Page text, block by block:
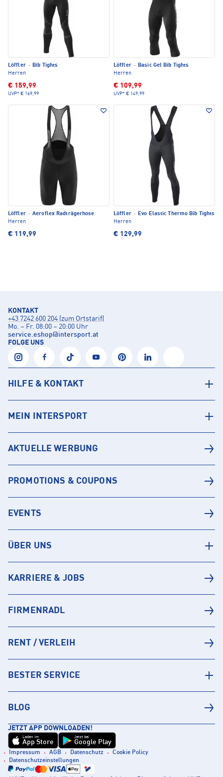
Löffler · Bib Tights
Herren
€ 159,99
UVP* € 169,99
Löffler · Basic Gel Bib Tights
Herren
€ 109,99
UVP* € 149,99
Löffler · Aeroflex Radträgerhose
Herren
€ 119,99
Löffler · Evo Elastic Thermo Bib Tights
Herren
€ 129,99
KONTAKT
+43 7242 600 204 (zum Ortstarif)
Mo. – Fr. 08:00 – 20:00 Uhr
service.eshop@intersport.at
FOLGE UNS
HILFE & KONTAKT
MEIN INTERSPORT
AKTUELLE WERBUNG
PROMOTIONS & COUPONS
EVENTS
ÜBER UNS
KARRIERE & JOBS
FIRMENRADL
RENT / VERLEIH
BESTER SERVICE
BLOG
JETZT APP DOWNLOADEN!
Laden im
App Store
Jetzt bei
Google Play
Impressum AGB Datenschutz
Cookie Policy
Datenschutzeinstellungen